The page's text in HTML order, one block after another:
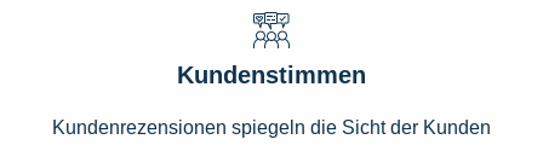
Kundenstimmen
Kundenrezensionen spiegeln die Sicht der Kunden